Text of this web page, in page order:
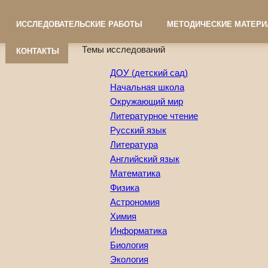
ИССЛЕДОВАТЕЛЬСКИЕ РАБОТЫ МЕТОДИЧЕСКИЕ
КОНТАКТЫ Темы исследований
ДОУ (детский сад)
Начальная школа
Окружающий мир
Литературное чтение
Русский язык
Литература
Английский язык
Математика
Физика
Астрономия
Химия
Информатика
Биология
Экология